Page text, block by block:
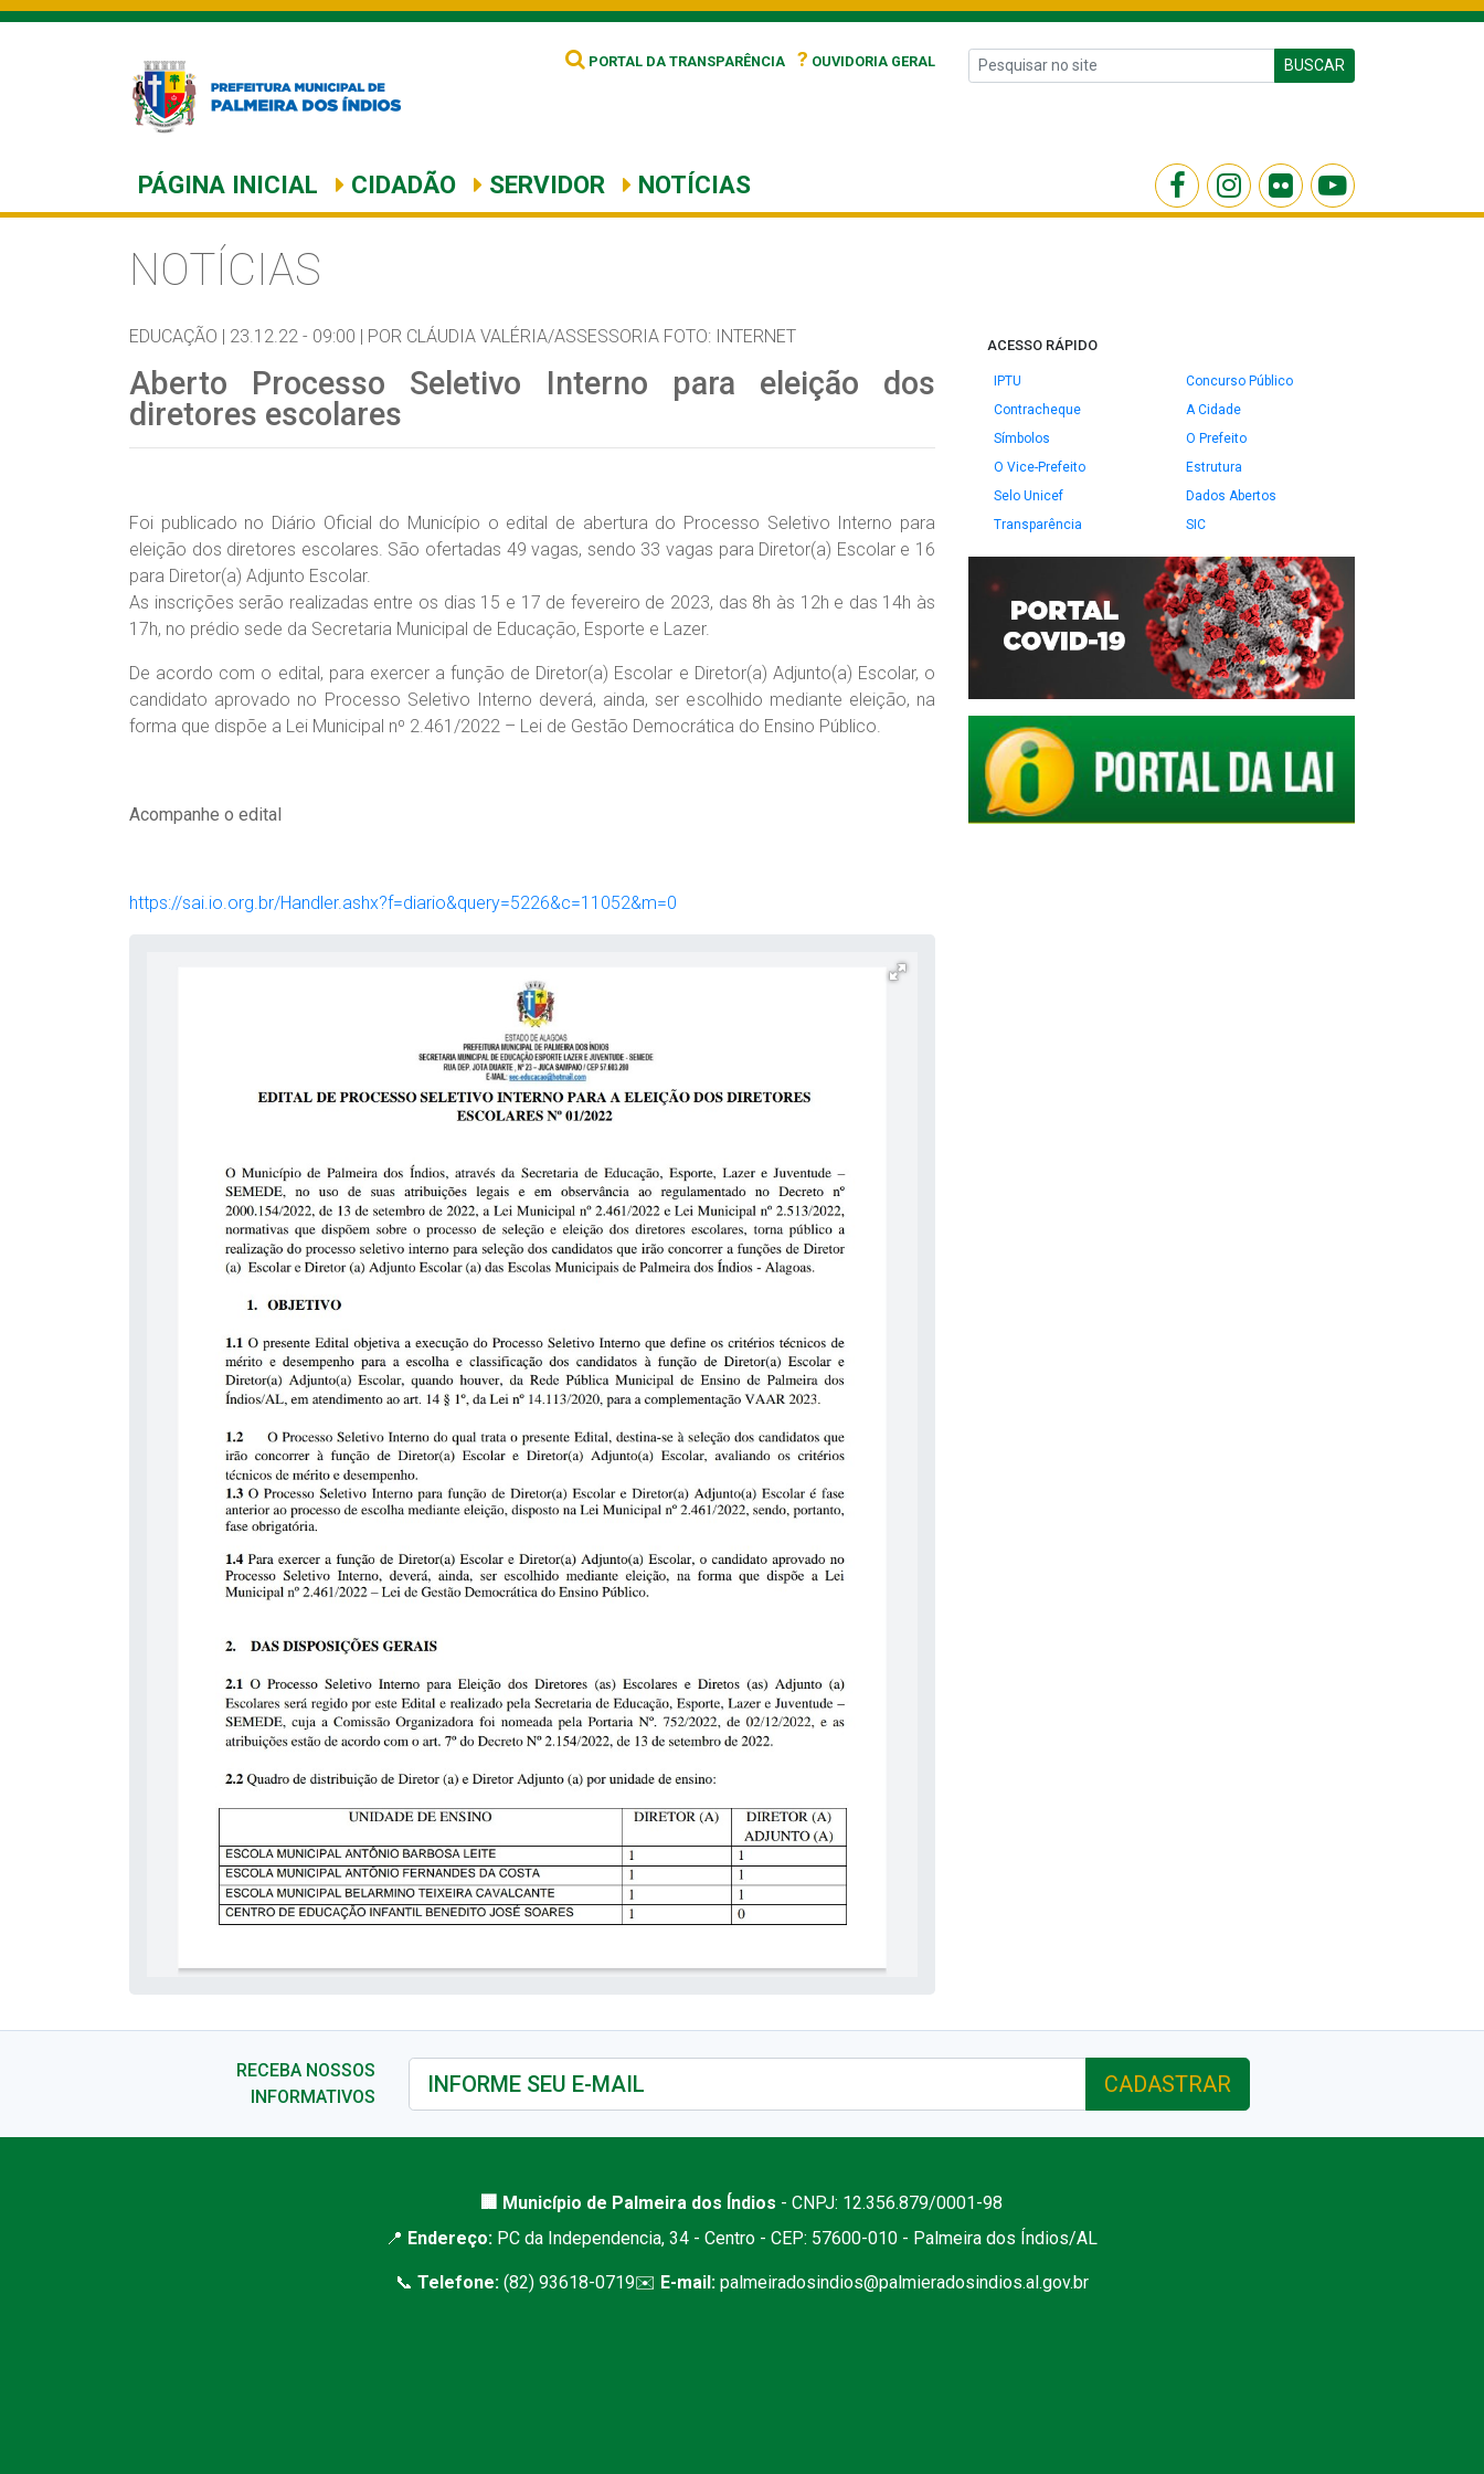
PORTAL DA TRANSPARÊNCIA ? OUVIDORIA GERAL BUSCAR
PÁGINA INICIAL CIDADÃO SERVIDOR NOTÍCIAS
NOTÍCIAS
EDUCAÇÃO | 23.12.22 - 09:00 | POR CLÁUDIA VALÉRIA/ASSESSORIA FOTO: INTERNET
Aberto Processo Seletivo Interno para eleição dos
diretores escolares
Foi publicado no Diário Oficial do Município o edital de abertura do Processo Seletivo Interno para
eleição dos diretores escolares. São ofertadas 49 vagas, sendo 33 vagas para Diretor(a) Escolar e 16
para Diretor(a) Adjunto Escolar.
As inscrições serão realizadas entre os dias 15 e 17 de fevereiro de 2023, das 8h às 12h e das 14h às
17h, no prédio sede da Secretaria Municipal de Educação, Esporte e Lazer.
De acordo com o edital, para exercer a função de Diretor(a) Escolar e Diretor(a) Adjunto(a) Escolar, o
candidato aprovado no Processo Seletivo Interno deverá, ainda, ser escolhido mediante eleição, na
forma que dispõe a Lei Municipal nº 2.461/2022 – Lei de Gestão Democrática do Ensino Público.
Acompanhe o edital
https://sai.io.org.br/Handler.ashx?f=diario&query=5226&c=11052&m=0
ACESSO RÁPIDO
IPTU
Concurso Público
Contracheque
A Cidade
Símbolos
O Prefeito
O Vice-Prefeito
Estrutura
Selo Unicef
Dados Abertos
Transparência
SIC
RECEBA NOSSOS
INFORMATIVOS
CADASTRAR
🏢 Município de Palmeira dos Índios - CNPJ: 12.356.879/0001-98
📍 Endereço: PC da Independencia, 34 - Centro - CEP: 57600-010 - Palmeira dos Índios/AL
📞 Telefone:(82) 93618-0719✉️ E-mail: palmeiradosindios@palmieradosindios.al.gov.br